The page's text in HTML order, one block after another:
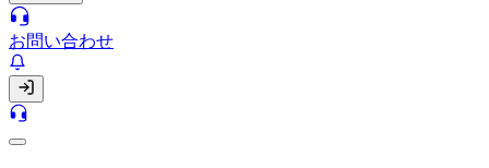
お問い合わせ